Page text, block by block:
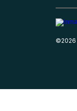
©2026